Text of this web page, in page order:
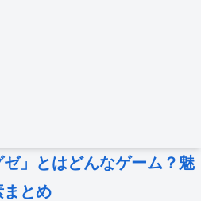
ゼ」とはどんなゲーム？魅
まとめ